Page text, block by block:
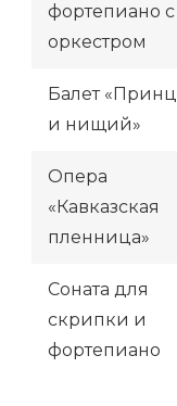
фортепиано с
оркестром
Балет «Принц
и нищий»
Опера
«Кавказская
пленница»
Соната для
скрипки и
фортепиано